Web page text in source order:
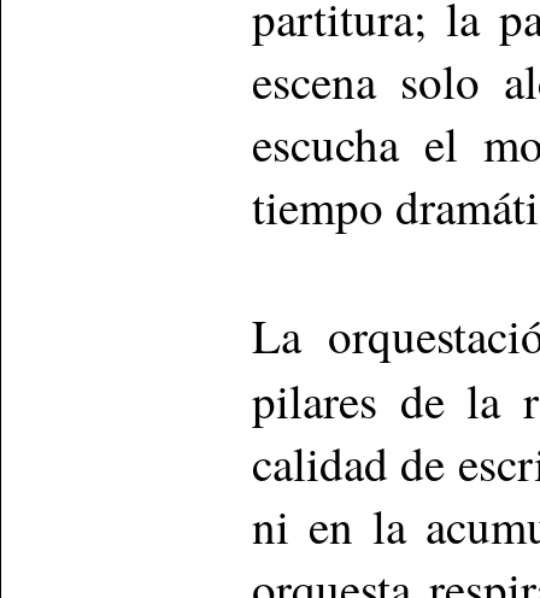
partitura; la
escena solo
escucha el
tiempo
La
pilares de la
calidad de
ni en la